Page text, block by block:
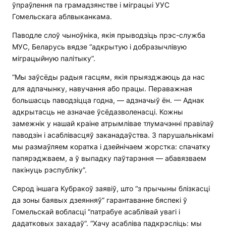
ўпраўлення па грамадзянстве і міграцыі УУС
Гомельскага аблвыканкама.
Паводле слоў чыноўніка, якія прыводзіць прэс-служба
МУС, Беларусь вядзе “адкрытую і добразычлівую
міграцыйную палітыку”.
“Мы заўсёды радыя гасцям, якія прыязджаюць да нас
для адпачынку, навучання або працы. Пераважная
большасць паводзіцца годна, — адзначыў ён. — Аднак
адкрытасць не азначае ўсёдазволенасці. Кожны
замежнік у нашай краіне атрымлівае тлумачэнні правілаў
паводзін і асаблівасцяў заканадаўства. З парушальнікамі
мы размаўляем коратка і дзейнічаем жорстка: спачатку
папярэджваем, а ў выпадку паўтарэння — абавязваем
пакінуць рэспубліку”.
Сярод іншага Кубракоў заявіў, што “з прычыны блізкасці
да зоны баявых дзеянняў” гарантаванне бяспекі ў
Гомельскай вобласці “патрабуе асаблівай увагі і
дадатковых захадаў”. “Хачу асабліва падкрэсліць: мы